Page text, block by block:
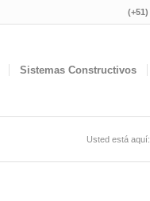
(+51)
Sistemas Constructivos
Usted está aquí: